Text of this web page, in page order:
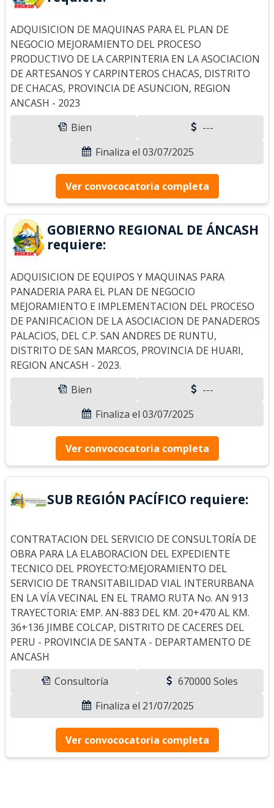
ADQUISICION DE MAQUINAS PARA EL PLAN DE
NEGOCIO MEJORAMIENTO DEL PROCESO
PRODUCTIVO DE LA CARPINTERIA EN LA ASOCIACION
DE ARTESANOS Y CARPINTEROS CHACAS, DISTRITO
DE CHACAS, PROVINCIA DE ASUNCION, REGION
ANCASH - 2023
Bien
---
Finaliza el 03/07/2025
Ver convococatoria completa
GOBIERNO REGIONAL DE ÁNCASH
requiere:
ADQUISICION DE EQUIPOS Y MAQUINAS PARA
PANADERIA PARA EL PLAN DE NEGOCIO
MEJORAMIENTO E IMPLEMENTACION DEL PROCESO
DE PANIFICACION DE LA ASOCIACION DE PANADEROS
PALACIOS, DEL C.P. SAN ANDRES DE RUNTU,
DISTRITO DE SAN MARCOS, PROVINCIA DE HUARI,
REGION ANCASH - 2023.
Bien
---
Finaliza el 03/07/2025
Ver convococatoria completa
SUB REGIÓN PACÍFICO requiere:
CONTRATACION DEL SERVICIO DE CONSULTORÍA DE
OBRA PARA LA ELABORACION DEL EXPEDIENTE
TECNICO DEL PROYECTO:MEJORAMIENTO DEL
SERVICIO DE TRANSITABILIDAD VIAL INTERURBANA
EN LA VÍA VECINAL EN EL TRAMO RUTA No. AN 913
TRAYECTORIA: EMP. AN-883 DEL KM. 20+470 AL KM.
36+136 JIMBE COLCAP, DISTRITO DE CACERES DEL
PERU - PROVINCIA DE SANTA - DEPARTAMENTO DE
ANCASH
Consultoría
670000 Soles
Finaliza el 21/07/2025
Ver convococatoria completa